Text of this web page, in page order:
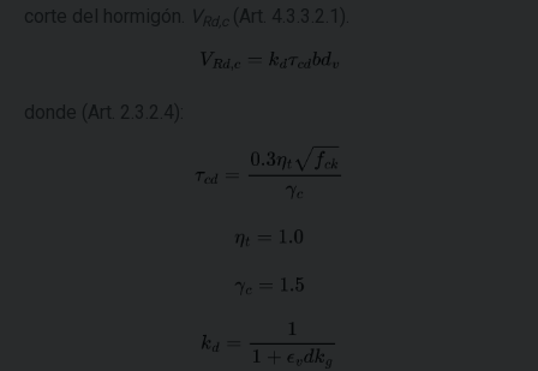
corte del hormigón.
VRd,c (Art. 4.3.3.2.1).
donde (Art. 2.3.2.4):